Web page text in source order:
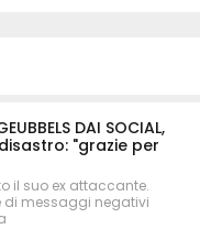
DAI SOCIAL,
"grazie per
il suo ex attaccante.
di messaggi negativi